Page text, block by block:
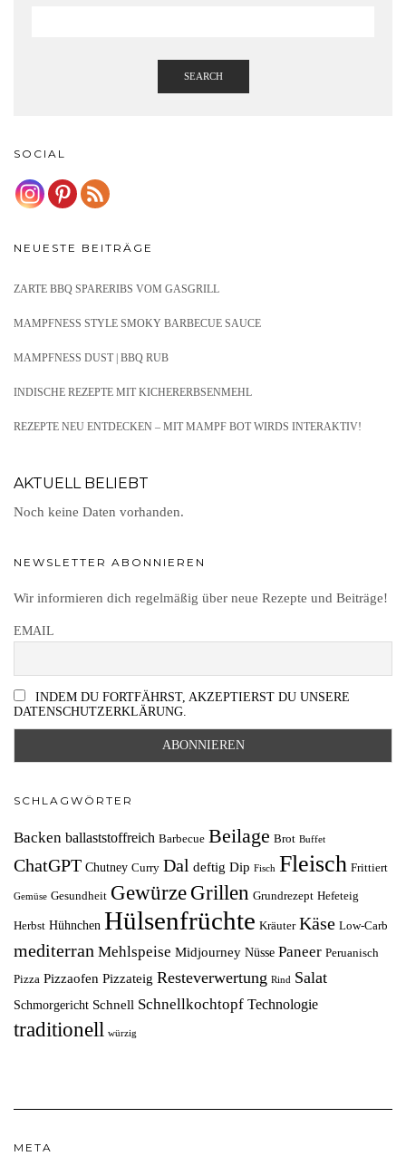
SEARCH
SOCIAL
NEUESTE BEITRÄGE
ZARTE BBQ SPARERIBS VOM GASGRILL
MAMPFNESS STYLE SMOKY BARBECUE SAUCE
MAMPFNESS DUST | BBQ RUB
INDISCHE REZEPTE MIT KICHERERBSENMEHL
REZEPTE NEU ENTDECKEN – MIT MAMPF BOT WIRDS INTERAKTIV!
AKTUELL BELIEBT
Noch keine Daten vorhanden.
NEWSLETTER ABONNIEREN
Wir informieren dich regelmäßig über neue Rezepte und Beiträge!
EMAIL
INDEM DU FORTFÄHRST, AKZEPTIERST DU UNSERE
DATENSCHUTZERKLÄRUNG.
SCHLAGWÖRTER
Backen ballaststoffreich Barbecue Beilage Brot Buffet
ChatGPT Chutney Curry Dal deftig Dip Fisch Fleisch Frittiert
Gemüse Gesundheit Gewürze Grillen Grundrezept Hefeteig
Herbst Hühnchen Hülsenfrüchte Kräuter Käse Low-Carb
mediterran Mehlspeise Midjourney Nüsse Paneer Peruanisch
Pizza Pizzaofen Pizzateig Resteverwertung Rind Salat
Schmorgericht Schnell Schnellkochtopf Technologie
traditionell würzig
META